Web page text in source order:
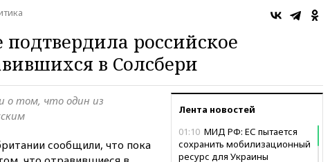
российское
в Солсбери
Лента новостей
01:10 МИД РФ: ЕС пытается
сохранить мобилизационный
ресурс для Украины
о том, что один из
сообщили, что пока